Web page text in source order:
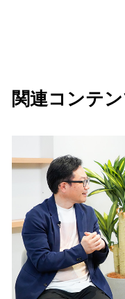
関連コンテ